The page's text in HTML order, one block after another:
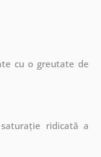
cu o greutate de
ridicată a